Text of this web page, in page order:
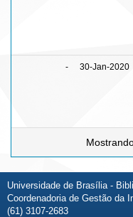
- 30-Jan-2020
Universidade de Brasília -
Coordenadoria de Gestão da
(61) 3107-2683